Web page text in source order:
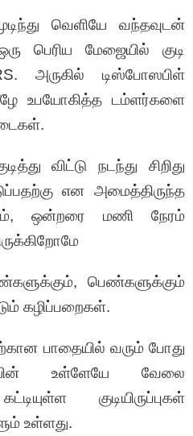
வெளியே வந்தவுடன்
பெரிய மேஜையில் குடி
அருகில் டிஸ்போஸபிள்
உபயோகித்த டம்ளர்களை
விட்டு நடந்து சிறிது
என அமைத்திருந்த
ஒன்றரை மணி நேரம்
பெண்களுக்கும்
கழிப்பறைகள்.
பாதையில் வரும் போது
உள்ளேயே வேலை
குடியிருப்புகள்
உள்ளது.